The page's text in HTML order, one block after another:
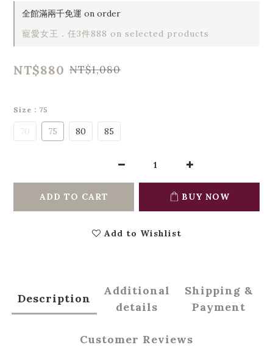
全館滿兩千免運 on order
寵愛女王．任3件888 on selected products
NT$880 NT$1,080
Size : 75
70 75 80 85
ADD TO CART BUY NOW
Add to Wishlist
Description
Additional
details
Shipping &
Payment
Customer Reviews